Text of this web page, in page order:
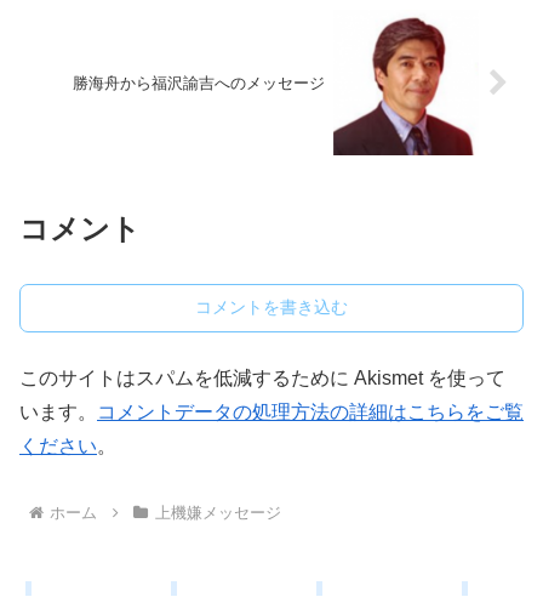
勝海舟から福沢諭吉へのメッセージ
コメント
コメントを書き込む
このサイトはスパムを低減するために Akismet を使って
います。
コメントデータの処理方法の詳細はこちらをご覧
ください。
ホーム 上機嫌メッセージ